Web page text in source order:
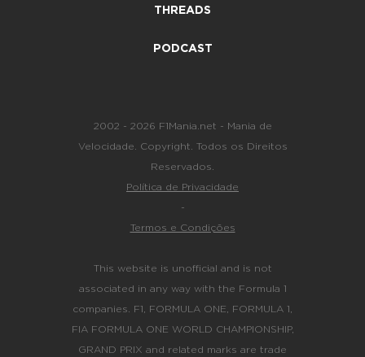
THREADS
PODCAST
2002 - 2026 F1Mania.net - Mania de
Velocidade. Copyright. Todos os Direitos
Reservados.
Política de Privacidade
-
Termos e Condições
This website is unofficial and is not
associated in any way with the Formula 1
companies. F1, FORMULA ONE, FORMULA 1,
FIA FORMULA ONE WORLD CHAMPIONSHIP,
GRAND PRIX and related marks are trade